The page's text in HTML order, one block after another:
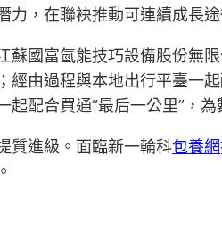
力，在聯袂推動可連續成長
蘇國富氫能技巧設備股份無
經由過程與本地出行平臺一
起配合買通“最后一公里”，
質進級。面臨新一輪科包養網